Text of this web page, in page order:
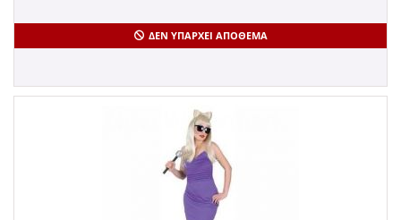
ΔΕΝ ΥΠΆΡΧΕΙ ΑΠΌΘΕΜΑ